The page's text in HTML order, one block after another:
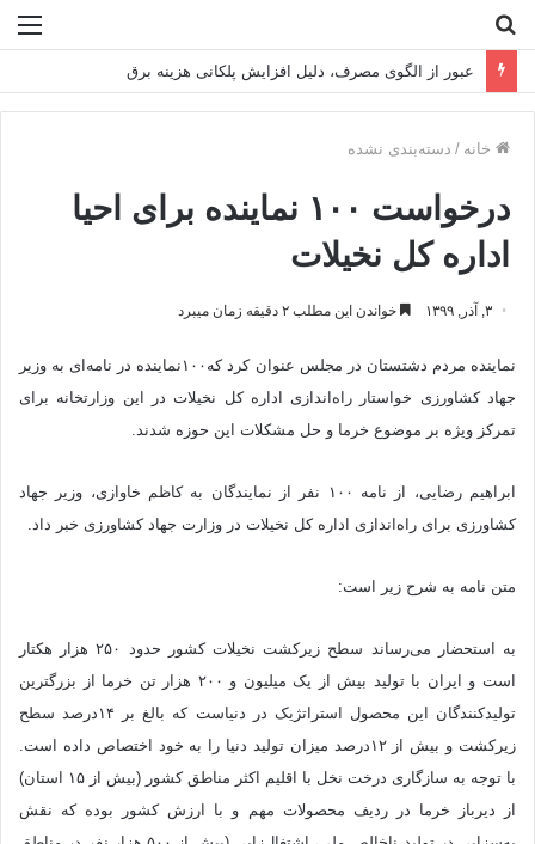
تراز تاب‌آوری فولادمبارکه در سال سخت ۱۴۰۴
خانه / دسته‌بندی نشده
درخواست ۱۰۰ نماینده برای احیا
اداره کل نخیلات
۳, آذر, ۱۳۹۹ خواندن این مطلب ۲ دقیقه زمان میبرد
نماینده مردم دشتستان در مجلس عنوان کرد که۱۰۰نماینده در نامه‌ای به وزیر
جهاد کشاورزی خواستار راه‌اندازی اداره کل نخیلات در این وزارتخانه برای
تمرکز ویژه بر موضوع خرما و حل مشکلات این حوزه شدند.
ابراهیم رضایی، از نامه ۱۰۰ نفر از نمایندگان به کاظم خاوازی، وزیر جهاد
کشاورزی برای راه‌اندازی اداره کل نخیلات در وزارت جهاد کشاورزی خبر داد.
متن نامه به شرح زیر است:
به استحضار می‌رساند سطح زیرکشت نخیلات کشور حدود ۲۵۰ هزار هکتار
است و ایران با تولید بیش از یک میلیون و ۲۰۰ هزار تن خرما از بزرگترین
تولیدکنندگان این محصول استراتژیک در دنیاست که بالغ بر ۱۴درصد سطح
زیرکشت و بیش از ۱۲درصد میزان تولید دنیا را به خود اختصاص داده است.
با توجه به سازگاری درخت نخل با اقلیم اکثر مناطق کشور (بیش از ۱۵ استان)
از دیرباز خرما در ردیف محصولات مهم و با ارزش کشور بوده که نقش